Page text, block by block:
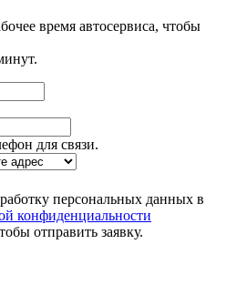
время автосервиса, чтобы
для связи.
персональных данных в
конфиденциальности
отправить заявку.